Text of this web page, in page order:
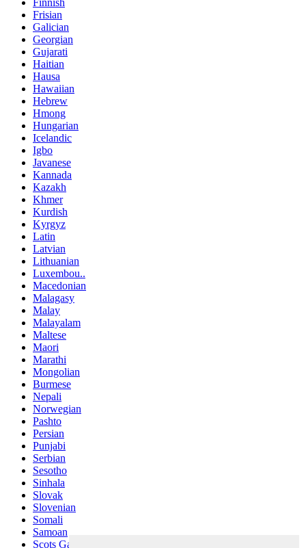
Frisian
Galician
Georgian
Gujarati
Haitian
Hausa
Hawaiian
Hebrew
Hmong
Hungarian
Icelandic
Igbo
Javanese
Kannada
Kazakh
Khmer
Kurdish
Kyrgyz
Latin
Latvian
Lithuanian
Luxembou..
Macedonian
Malagasy
Malay
Malayalam
Maltese
Maori
Marathi
Mongolian
Burmese
Nepali
Norwegian
Pashto
Persian
Punjabi
Serbian
Sesotho
Sinhala
Slovak
Slovenian
Somali
Samoan
Scots Gaelic